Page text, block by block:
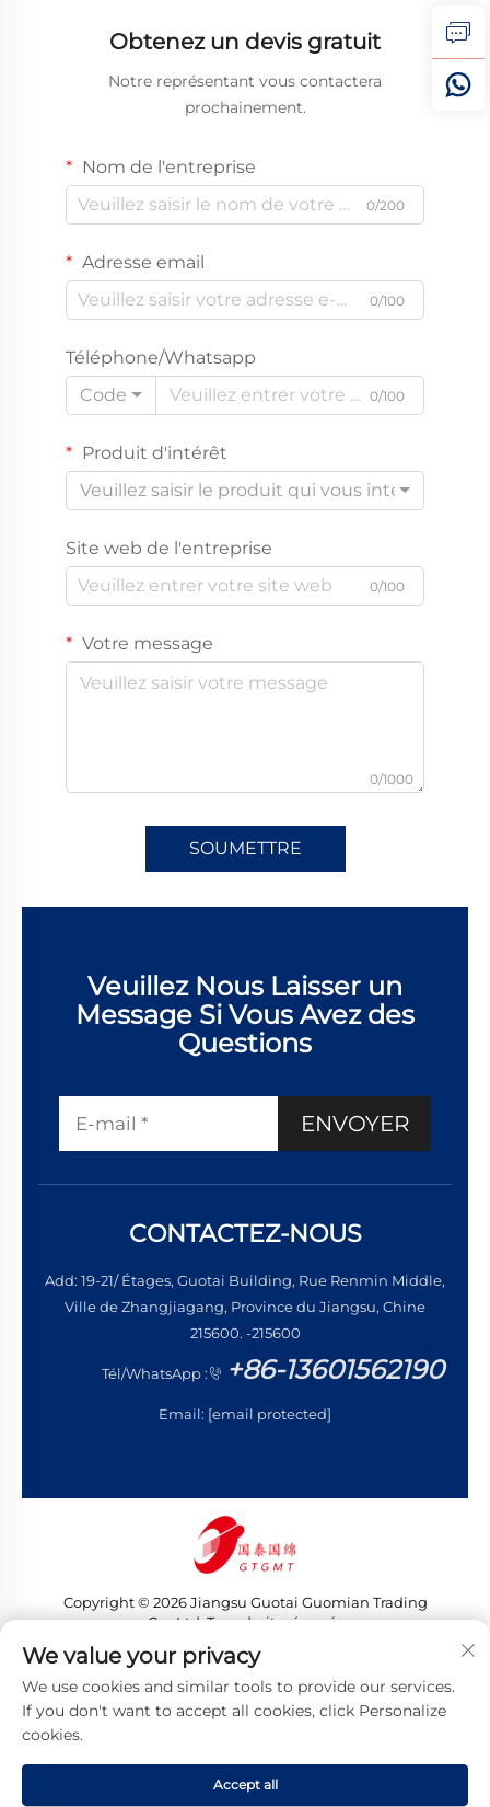
Obtenez un devis gratuit
Notre représentant vous contactera
prochainement.
Nom de l'entreprise
0/200
Adresse email
0/100
Téléphone/Whatsapp
Code
0/100
Produit d'intérêt
Veuillez saisir le produit qui vous intéresse
Site web de l'entreprise
0/100
Votre message
0/1000
SOUMETTRE
Veuillez Nous Laisser un
Message Si Vous Avez des
Questions
ENVOYER
CONTACTEZ-NOUS
Add: 19-21/ Étages, Guotai Building, Rue Renmin Middle,
Ville de Zhangjiagang, Province du Jiangsu, Chine
215600. -215600
Tél/WhatsApp : +86-13601562190
Email: [email protected]
Copyright © 2026 Jiangsu Guotai Guomian Trading
Co., Ltd. Tous droits réservés
Politique de confidentialité
We value your privacy
We use cookies and similar tools to provide our services.
If you don't want to accept all cookies, click Personalize
cookies.
Accept all